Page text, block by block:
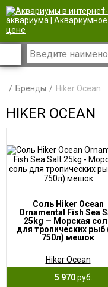
|
Бренды Hiker Ocean
HIKER OCEAN
Соль Hiker Ocean
Ornamental Fish Sea
25kg — Морская
для тропических рыб
750л) мешок
Hiker Ocean
5 970руб.